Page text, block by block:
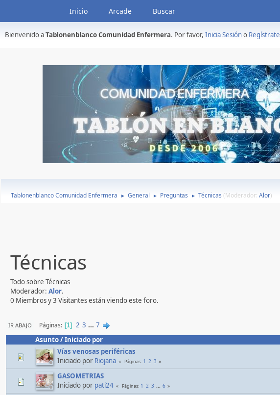
Inicio Arcade Buscar
Bienvenido aTablonenblanco Comunidad Enfermera. Por favor, Inicia Sesióno Regístrate
Tablonenblanco Comunidad Enfermera ► General ► Preguntas ► Técnicas (Moderador: Alor)
Técnicas
Todo sobre Técnicas
Moderador: Alor.
0 Miembros y 3 Visitantes están viendo este foro.
IR ABAJO Páginas 1 2 3 ... 7
Asunto/Iniciado por
Vías venosas periféricas
Iniciado por Riojana Páginas 1 2 3
GASOMETRIAS
Iniciado por pati24 Páginas 1 2 3 ... 6